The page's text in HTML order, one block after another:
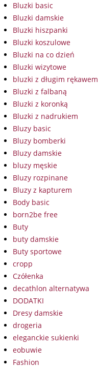
Bluzki basic
Bluzki damskie
Bluzki hiszpanki
Bluzki koszulowe
Bluzki na co dzień
Bluzki wizytowe
bluzki z długim rękawem
Bluzki z falbaną
Bluzki z koronką
Bluzki z nadrukiem
Bluzy basic
Bluzy bomberki
Bluzy damskie
bluzy męskie
Bluzy rozpinane
Bluzy z kapturem
Body basic
born2be free
Buty
buty damskie
Buty sportowe
cropp
Czółenka
decathlon alternatywa
DODATKI
Dresy damskie
drogeria
eleganckie sukienki
eobuwie
Fashion